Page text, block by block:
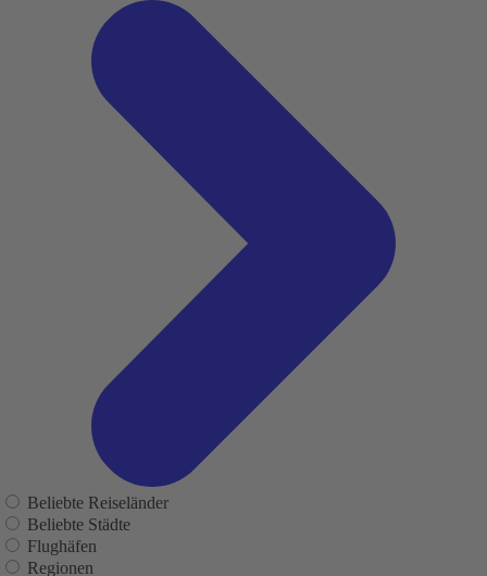
Beliebte Reiseländer
Beliebte Städte
Flughäfen
Regionen